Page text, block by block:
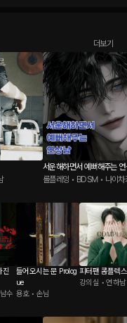
더보기
서운해하면서 예뻐해주는 연
롤플레잉 • BDSM • 나이차
진
수
들어오시는 문 Prolog
ue
용호 • 손님
피터팬 콤플렉스
강의실 • 연하남